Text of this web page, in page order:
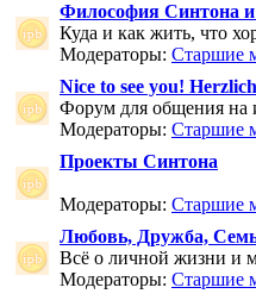
Философия Синтона
Куда и как жить, что
Модераторы: Старшие
Nice to see you!
Форум для общения на
Модераторы: Старшие
Проекты Синтона
Модераторы: Старшие
Любовь, Дружба,
Всё о личной жизни и
Модераторы: Старшие